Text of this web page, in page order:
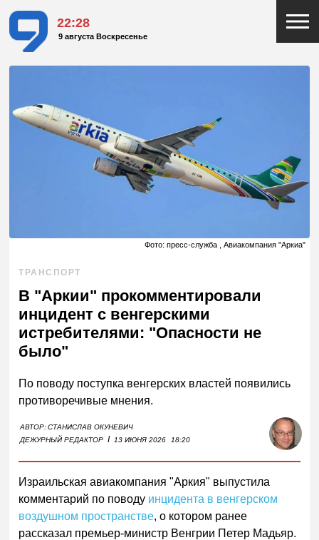
22:29
9 августа Воскресенье
Фото: пресс-служба , Авиакомпания "Аркиа"
ТРАНСПОРТ
В "Аркии" прокомментировали
инцидент с венгерскими
истребителями: "Опасности не
было"
По поводу поступка венгерских властей появились
противоречивые мнения.
АВТОР:СТАНИСЛАВ ОКУНЕВИЧ
ДЕЖУРНЫЙ РЕДАКТОР I 13 ИЮНЯ 2026 18:20
Израильская авиакомпания "Аркия" выпустила
комментарий по поводу инцидента в венгерском
воздушном пространстве, о котором ранее
рассказал премьер-министр Венгрии Петер Мадьяр.